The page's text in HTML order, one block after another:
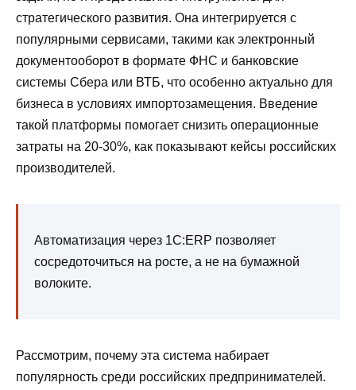
стратегического развития. Она интегрируется с
популярными сервисами, такими как электронный
документооборот в формате ФНС и банковские
системы Сбера или ВТБ, что особенно актуально для
бизнеса в условиях импортозамещения. Введение
такой платформы помогает снизить операционные
затраты на 20-30%, как показывают кейсы российских
производителей.
Автоматизация через 1С:ERP позволяет
сосредоточиться на росте, а не на бумажной
волоките.
Рассмотрим, почему эта система набирает
популярность среди российских предпринимателей.